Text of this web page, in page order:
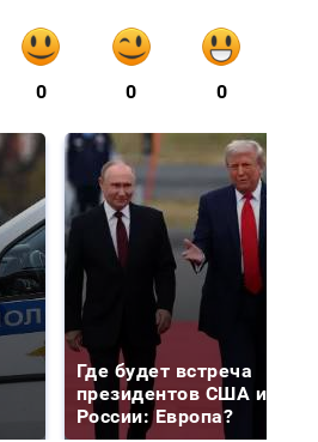
0 0 0
Где будет встреча
президентов США и
России: Европа?